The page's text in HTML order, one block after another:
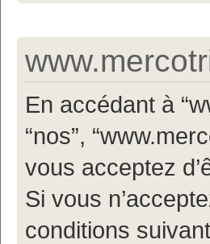
En accédant à
“nos”,
vous acceptez
Si vous
conditions